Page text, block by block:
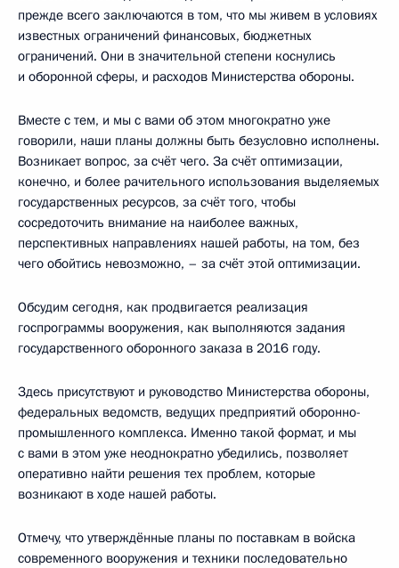
прежде всего заключаются в том, что мы живем в условиях
известных ограничений финансовых, бюджетных
ограничений. Они в значительной степени коснулись
и оборонной сферы, и расходов Министерства обороны.
Вместе с тем, и мы с вами об этом многократно уже
говорили, наши планы должны быть безусловно исполнены.
Возникает вопрос, за счёт чего. За счёт оптимизации,
конечно, и более рачительного использования выделяемых
государственных ресурсов, за счёт того, чтобы
сосредоточить внимание на наиболее важных,
перспективных направлениях нашей работы, на том, без
чего обойтись невозможно, – за счёт этой оптимизации.
Обсудим сегодня, как продвигается реализация
госпрограммы вооружения, как выполняются задания
государственного оборонного заказа в 2016 году.
Здесь присутствуют и руководство Министерства обороны,
федеральных ведомств, ведущих предприятий оборонно-
промышленного комплекса. Именно такой формат, и мы
с вами в этом уже неоднократно убедились, позволяет
оперативно найти решения тех проблем, которые
возникают в ходе нашей работы.
Отмечу, что утверждённые планы по поставкам в войска
современного вооружения и техники последовательно